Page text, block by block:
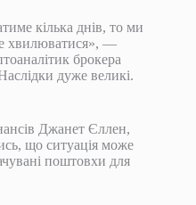
кілька днів, то ми
хвилюватися», —
брокера
дуже великі.
Джанет Єллен,
що ситуація може
поштовхи для